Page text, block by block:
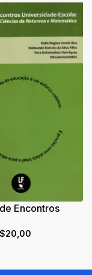
Encontros
Natureza e
20,00